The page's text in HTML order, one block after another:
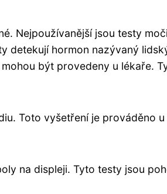
Nejpoužívanější jsou testy
detekují hormon nazývaný
být provedeny u lékaře.
Toto vyšetření je prováděno
na displeji. Tyto testy jsou